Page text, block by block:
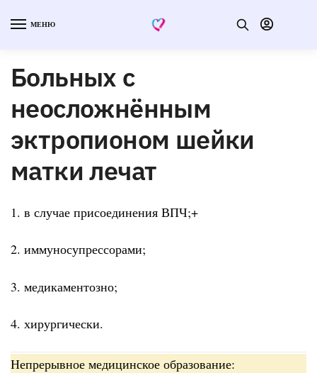
МЕНЮ
Больных с
неосложнённым
эктропионом шейки
матки лечат
1. в случае присоединения ВПЧ;+
2. иммуносупрессорами;
3. медикаментозно;
4. хирургически.
Непрерывное медицинское образование: